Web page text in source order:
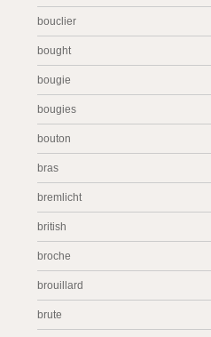
bouclier
bought
bougie
bougies
bouton
bras
bremlicht
british
broche
brouillard
brute